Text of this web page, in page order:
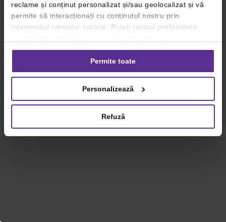
reclame și conținut personalizat și/sau geolocalizat și vă
permite să interacționați cu conținutul nostru prin
intermediul rețelelor sociale. Puteți revizui preferințele
consimțământul oricând, făcând click pe linkul către
setările dvs. de cookie-uri.
privind utilizarea modulelor cookie.Detalii
Permite toate
Personalizează
Refuză